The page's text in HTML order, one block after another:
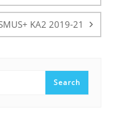
KA2 2019-21